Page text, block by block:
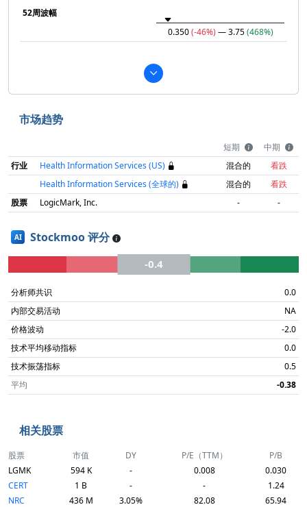
52周波幅
0.350(-46%) — 3.75(468%)
市场趋势
短期
中期
行业
Health Information Services (US) 混合的
看跌
Health Information Services (全球的)
混合的
看跌
股票
LogicMark, Inc. - -
AI Stockmoo 评分
-0.4
分析师共识
0.0
内部交易活动
NA
价格波动
-2.0
技术平均移动指标
0.0
技术振荡指标
0.5
平均
-0.38
相关股票
股票 市值 DY P/E（TTM）
P/B
LGMK
594 K - 0.008
0.030
CERT
1 B - -
1.24
NRC
436 M 3.05% 82.08
65.94